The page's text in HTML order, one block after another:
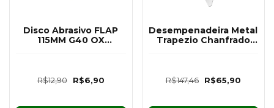
Disco Abrasivo FLAP
115MM G40 OX
R$12,90 R$6,90
Desempenadeira Metal
Trapezio Chanfrado
R$147,46 R$65,90